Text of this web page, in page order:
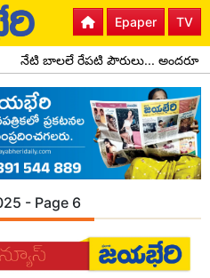
TV
Epaper
నేటి బాలలే రేపటి పౌరులు... అందరూ
- Page 6